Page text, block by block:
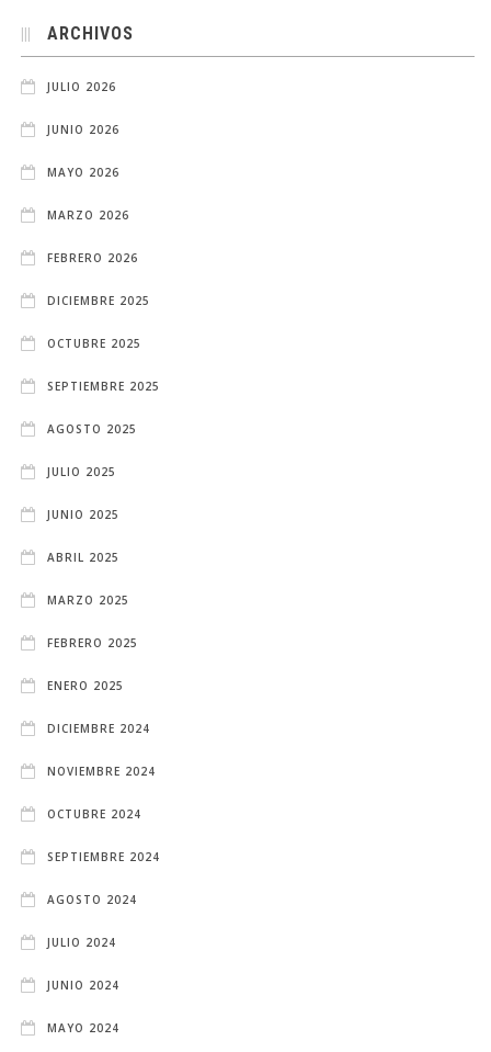
ARCHIVOS
JULIO 2026
JUNIO 2026
MAYO 2026
MARZO 2026
FEBRERO 2026
DICIEMBRE 2025
OCTUBRE 2025
SEPTIEMBRE 2025
AGOSTO 2025
JULIO 2025
JUNIO 2025
ABRIL 2025
MARZO 2025
FEBRERO 2025
ENERO 2025
DICIEMBRE 2024
NOVIEMBRE 2024
OCTUBRE 2024
SEPTIEMBRE 2024
AGOSTO 2024
JULIO 2024
JUNIO 2024
MAYO 2024